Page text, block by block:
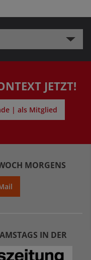
JETZT!
| als Mitglied
MORGENS
IN DER